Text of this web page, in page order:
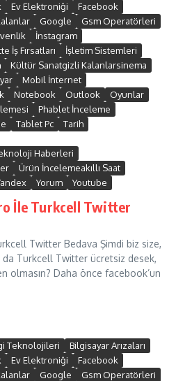
Ev Elektroniği
Facebook
Google
Gsm Operatörleri
İnstagram
İş Fırsatları
İşletim Sistemleri
Kültür Sanatgizli Kalanlarsinema
Mobil İnternet
Notebook Outlook
Oyunlar
Phablet İnceleme
Tablet Pc
Tarih
Haberleri
Ürün İncelemeakıllı Saat
Yorum Youtube
İle Turkcell Twitter
Twitter Bedava Şimdi biz size,
Turkcell Twitter ücretsiz desek,
olmasın? Daha önce facebook’un
Teknolojileri
Bilgisayar Arızaları
Ev Elektroniği
Facebook
Google
Gsm Operatörleri